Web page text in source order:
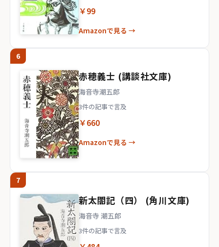
￥99
Amazonで見る →
6
赤穂義士 (講談社文庫)
海音寺潮五郎
3件の記事で言及
￥660
Amazonで見る →
7
新太閤記（四） (角川文庫)
海音寺 潮五郎
3件の記事で言及